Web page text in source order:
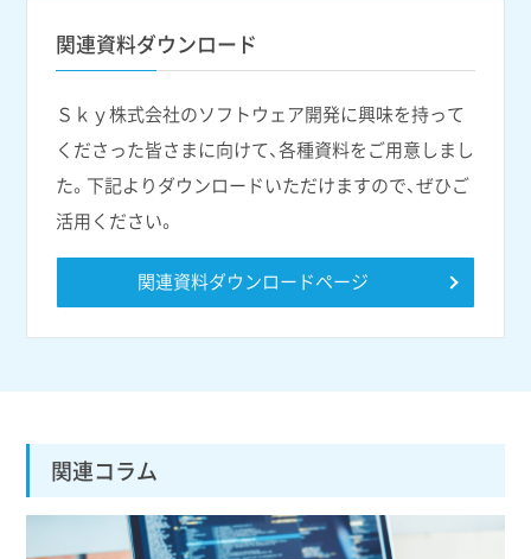
関連資料ダウンロード
Ｓｋｙ株式会社のソフトウェア開発に興味を持って
くださった皆さまに向けて、各種資料をご用意しまし
た。下記よりダウンロードいただけますので、ぜひご
活用ください。
関連資料ダウンロードページ
関連コラム